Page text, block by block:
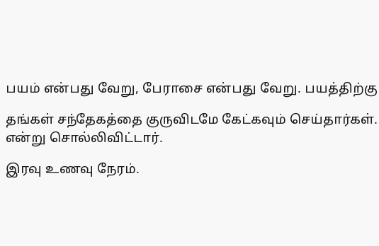
பயம் என்பது வேறு, பேராசை என்பது வேறு.
தங்கள் சந்தேகத்தை குருவிடமே கேட்கவும்
என்று சொல்லிவிட்டார்.
இரவு உணவு நேரம்.